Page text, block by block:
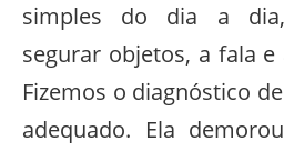
simples do dia a
segurar objetos, a fala
Fizemos o diagnóstico
adequado. Ela